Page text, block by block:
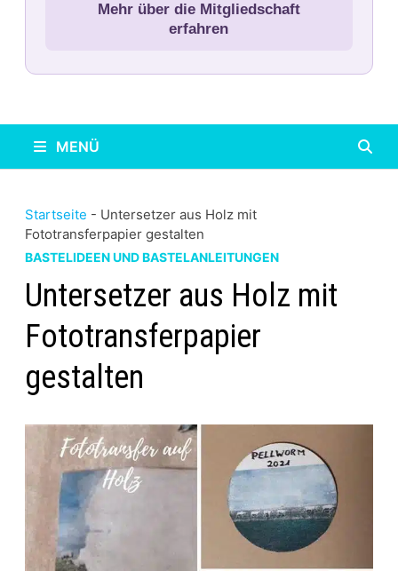
Mehr über die Mitgliedschaft
erfahren
MENÜ
Startseite - Untersetzer aus Holz mit
Fototransferpapier gestalten
BASTELIDEEN UND BASTELANLEITUNGEN
Untersetzer aus Holz mit
Fototransferpapier
gestalten